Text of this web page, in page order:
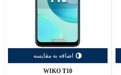
اضافه به مقایسه
WIKO T10